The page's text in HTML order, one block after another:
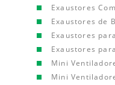
Exaustores
Exaustores de
Exaustores
Exaustores
Mini
Mini